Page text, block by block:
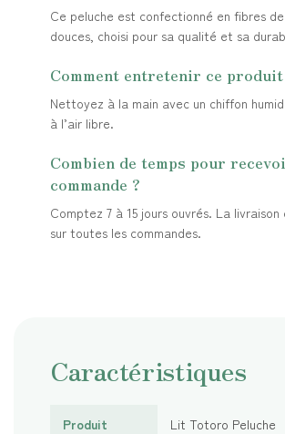
Ce peluche est confectionné en fibres
douces, choisi pour sa qualité et sa
Comment entretenir ce produit
Nettoyez à la main avec un chiffon
à l’air libre.
Combien de temps pour
commande ?
Comptez 7 à 15 jours ouvrés. La
sur toutes les commandes.
Caractéristiques
Produit Lit Totoro Peluche